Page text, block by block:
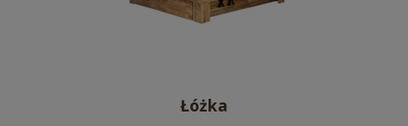
Łóżka